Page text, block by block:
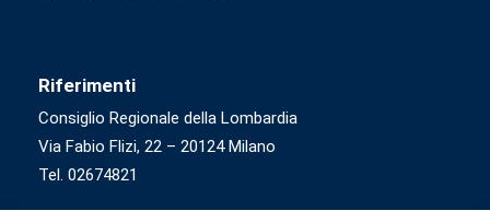
Riferimenti
Consiglio Regionale della Lombardia
Via Fabio Flizi, 22 – 20124 Milano
Tel. 02674821